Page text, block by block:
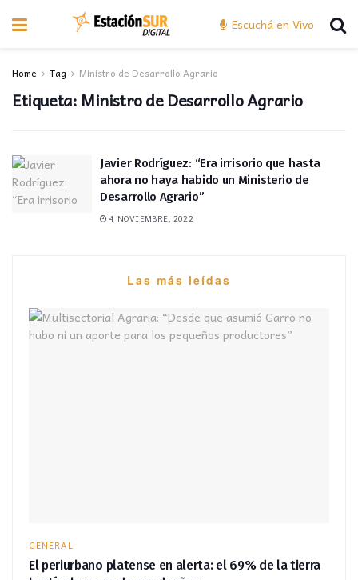
Escuchá en Vivo
Home Tag Ministro de Desarrollo Agrario
Etiqueta:Ministro de Desarrollo Agrario
Javier Rodríguez: “Era irrisorio que hasta
ahora no haya habido un Ministerio de
Desarrollo Agrario”
4 NOVIEMBRE, 2022
Las más leídas
GENERAL
El periurbano platense en alerta: el 69% de la tierra